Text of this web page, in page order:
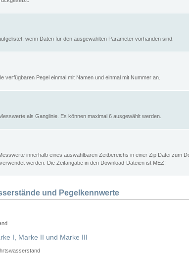
wenn Daten für den ausgewählten Parameter vorhanden sind.
verfügbaren Pegel einmal mit Namen und einmal mit Nummer an.
als Ganglinie. Es können maximal 6 ausgewählt werden.
innerhalb eines auswählbaren Zeitbereichs in einer Zip Datei zum
werden. Die Zeitangabe in den Download-Dateien ist MEZ!
und Pegelkennwerte
I, Marke II und Marke III